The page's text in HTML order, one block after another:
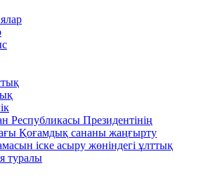
Республикасы Президентінің
Қоғамдық сананы жаңғырту
іске асыру жөніндегі ұлттық
туралы